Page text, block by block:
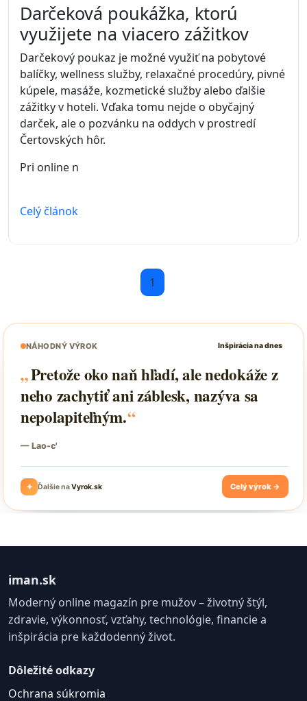
Darčeková poukážka, ktorú
využijete na viacero zážitkov
Darčekový poukaz je možné využiť na pobytové
balíčky, wellness služby, relaxačné procedúry, pivné
kúpele, masáže, kozmetické služby alebo ďalšie
zážitky v hoteli. Vďaka tomu nejde o obyčajný
darček, ale o pozvánku na oddych v prostredí
Čertovských hôr.
Pri online n
Celý článok
1
iman.sk
Moderný online magazín pre mužov – životný štýl,
zdravie, výkonnosť, vzťahy, technológie, financie a
inšpirácia pre každodenný život.
Dôležité odkazy
Ochrana súkromia